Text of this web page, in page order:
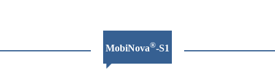
MobiNova®-S1